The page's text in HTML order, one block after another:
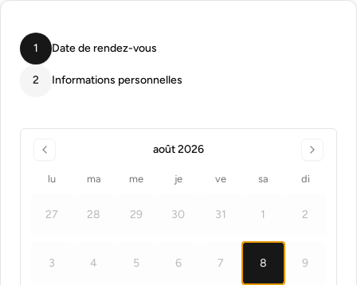
1 Date de rendez-vous
2 Informations personnelles
août 2026
lu ma me je ve sa di
27 28 29 30 31 1 2
3 4 5 6 7 8 9